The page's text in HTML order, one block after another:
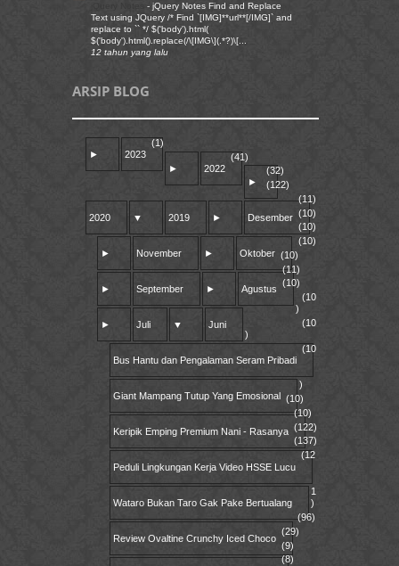
- jQuery Notes Find and Replace
Text using JQuery /* Find `[IMG]**url**[/IMG]` and
replace to `` */ $('body').html(
$('body').html().replace(/\[IMG\](.*?)\[...
12 tahun yang lalu
ARSIP BLOG
► 2023
(1)
► 2022
(41)
►
2020
(32)
▼ 2019
(122)
► Desember
(11)
► November
(10)
► Oktober
(10)
► September
(10)
► Agustus
(10)
► Juli
(11)
▼ Juni
(10)
Bus Hantu dan Pengalaman Seram Pribadi
Giant Mampang Tutup Yang Emosional
Keripik Emping Premium Nani - Rasanya
Peduli Lingkungan Kerja Video HSSE Lucu
Wataro Bukan Taro Gak Pake Bertualang
Review Ovaltine Crunchy Iced Choco
(10
)
(10
)
(10
)
(10)
(10)
(122)
(137)
(12
1
)
(96)
(29)
(9)
(8)